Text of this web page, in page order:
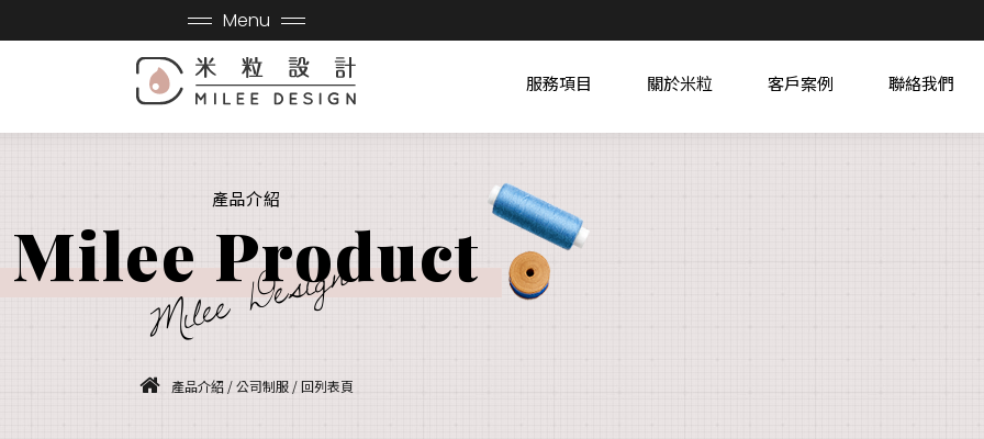
Menu
聯絡我們
客戶案例
關於米粒
服務項目
產品介紹
Milee Product
Milee Design
產品介紹 / 公司制服 / 回列表頁